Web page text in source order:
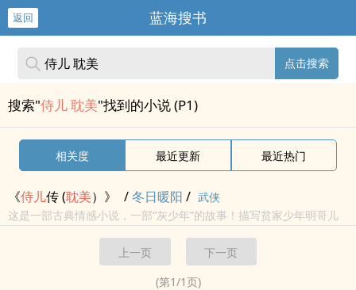
返回 蓝海搜书
点击搜索
搜索"侍儿 耽美"找到的小说 (P1)
相关度 最近更新 最近热门
《侍儿传 (耽美）》 /冬日暖阳 / 武侠
这是一部古典情感小说，一部“灰少年”的故事！描写贫家少年明哥儿
为家境及恶势力所迫，入并肩王府为奴，因其长相清俊绝俗，性情纯
良温顺，日久天长，沦为并肩王胯下娈宠。但在不知不觉中，并肩王
上一页
下一页
(第1/1页)